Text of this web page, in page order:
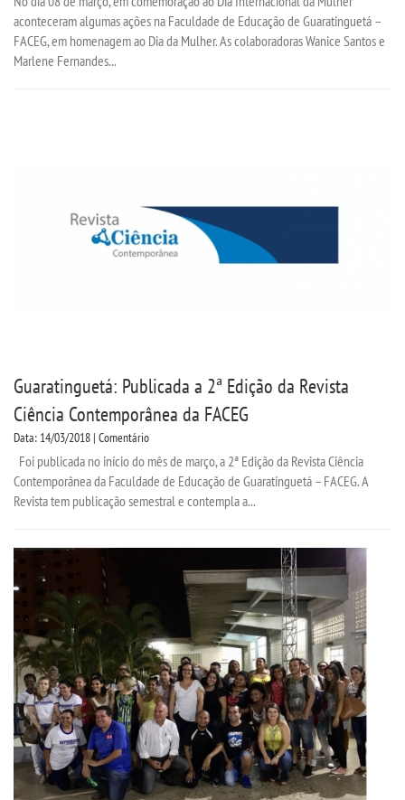
aconteceram algumas ações na Faculdade de Educação de Guaratinguetá –
FACEG, em homenagem ao Dia da Mulher. As colaboradoras Wanice Santos e
Marlene Fernandes...
Guaratinguetá: Publicada a 2ª Edição da Revista
Ciência Contemporânea da FACEG
Data: 14/03/2018 | Comentário
Foi publicada no início do mês de março, a 2ª Edição da Revista Ciência
Contemporânea da Faculdade de Educação de Guaratinguetá – FACEG. A
Revista tem publicação semestral e contempla a...